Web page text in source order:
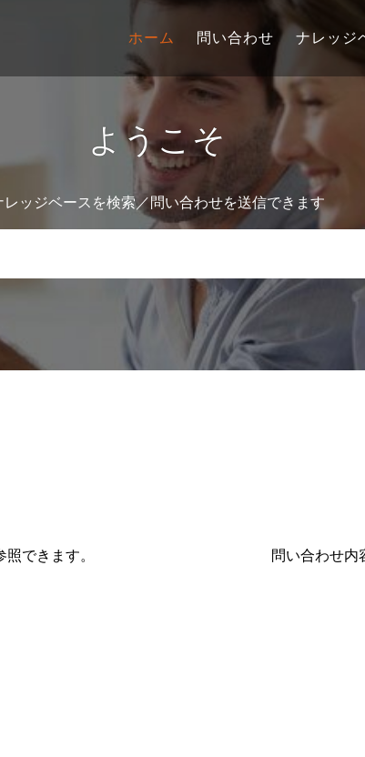
ホーム 問い合わせ ナレッジ
ようこそ
レッジベースを検索／問い合わせを送信できます
できます。 問い合わせ内